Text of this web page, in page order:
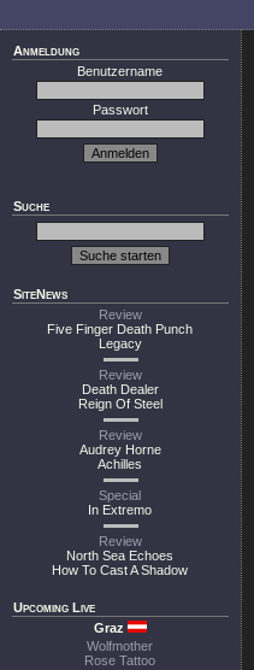
Anmeldung
Benutzername
Passwort
Suche
SiteNews
Review
Five Finger Death Punch
Legacy
Review
Death Dealer
Reign Of Steel
Review
Audrey Horne
Achilles
Special
In Extremo
Review
North Sea Echoes
How To Cast A Shadow
Upcoming Live
Graz
Wolfmother
Rose Tattoo